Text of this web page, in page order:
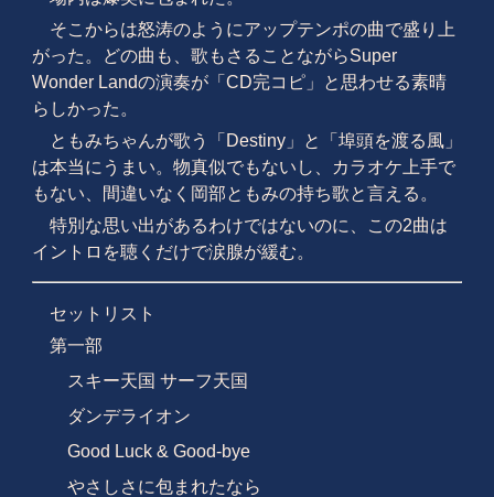
そこからは怒涛のようにアップテンポの曲で盛り上
がった。どの曲も、歌もさることながらSuper
Wonder Landの演奏が「CD完コピ」と思わせる素晴
らしかった。
ともみちゃんが歌う「Destiny」と「埠頭を渡る風」
は本当にうまい。物真似でもないし、カラオケ上手で
もない、間違いなく岡部ともみの持ち歌と言える。
特別な思い出があるわけではないのに、この2曲は
イントロを聴くだけで涙腺が緩む。
セットリスト
第一部
スキー天国 サーフ天国
ダンデライオン
Good Luck & Good-bye
やさしさに包まれたなら